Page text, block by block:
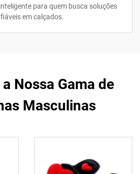
para quem busca soluções
em calçados.
Nossa Gama de
Masculinas